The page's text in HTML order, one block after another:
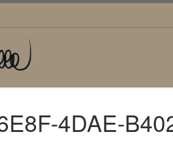
4DAE-